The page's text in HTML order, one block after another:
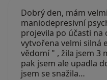
Dobrý den, mám
maniodepresivní
projevila po účasti na
vytvořena velmi silná
vědomí " , žila jsem 3
pak jsem ale upadla
jsem se snažila…